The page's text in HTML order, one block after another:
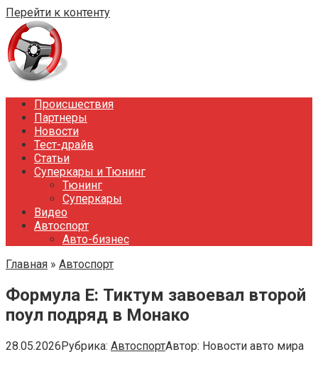
Перейти к контенту
Происшествия
Партнеры
Новости
Тест-драйв
Статьи
Суперкары и Тюнинг
Тюнинг
Суперкары
Видео
Автоспорт
Авто-бизнес
Главная » Автоспорт
Формула E: Тиктум завоевал второй
поул подряд в Монако
28.05.2026Рубрика: АвтоспортАвтор: Новости авто мира